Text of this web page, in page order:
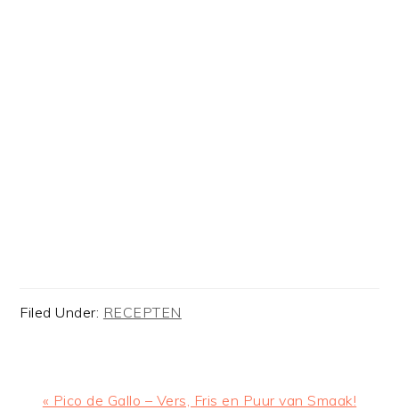
Filed Under: RECEPTEN
Previous
« Pico de Gallo – Vers, Fris en Puur van Smaak!